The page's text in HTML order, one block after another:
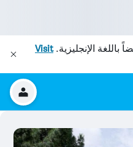
باللغة الإنجليزية.Visit